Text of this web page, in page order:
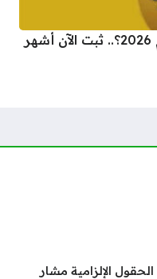
كيف تستقبل تردد قناة زي أفلام 2026؟.. ثبت الآن أشهر
الحقول الإلزامية مشار